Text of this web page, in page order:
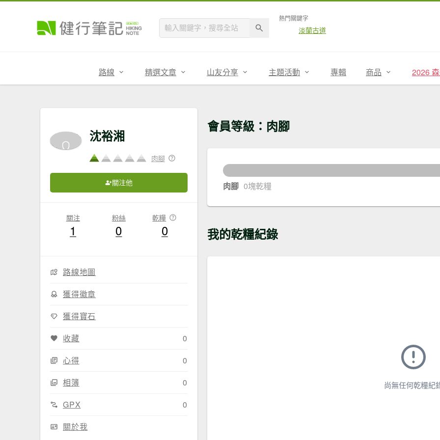
熱門關鍵字
淡蘭古道
路線 精選文章 山友分享 主題活動 專輯 商品 2026
沈裕湘
肉腳
關注他
關注
1
粉絲
0
乾糧
0
路線地圖
獲得徽章
獲得寶石
收藏
0
心得
0
相簿
0
GPX
0
關於我
會員等級：肉腳
肉腳 0塊乾糧
我的乾糧紀錄
尚無任何乾糧紀